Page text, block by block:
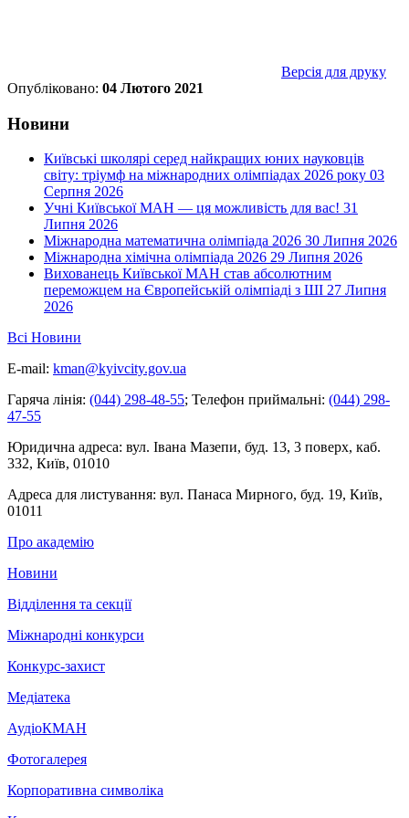
Версія для друку
Опубліковано: 04 Лютого 2021
Новини
Київські школярі серед найкращих юних науковців
світу: тріумф на міжнародних олімпіадах 2026 року 03
Серпня 2026
Учні Київської МАН — ця можливість для вас! 31
Липня 2026
Міжнародна математична олімпіада 2026 30 Липня 2026
Міжнародна хімічна олімпіада 2026 29 Липня 2026
Вихованець Київської МАН став абсолютним
переможцем на Європейській олімпіаді з ШІ 27 Липня
2026
Всі Новини
E-mail: kman@kyivcity.gov.ua
Гаряча лінія: (044) 298-48-55; Телефон приймальні: (044) 298-
47-55
Юридична адреса: вул. Івана Мазепи, буд. 13, 3 поверх, каб.
332, Київ, 01010
Адреса для листування: вул. Панаса Мирного, буд. 19, Київ,
01011
Про академію
Новини
Відділення та секції
Міжнародні конкурси
Конкурс-захист
Медіатека
АудіоКМАН
Фотогалерея
Корпоративна символіка